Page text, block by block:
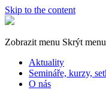
Skip to the content
Společnost
technologie
památek
STOP
Zobrazit menu Skrýt menu
Aktuality
Semináře, kurzy,
O nás